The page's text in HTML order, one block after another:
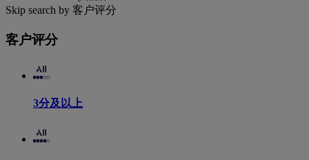
Skip search by 客户评分
客户评分
3分及以上